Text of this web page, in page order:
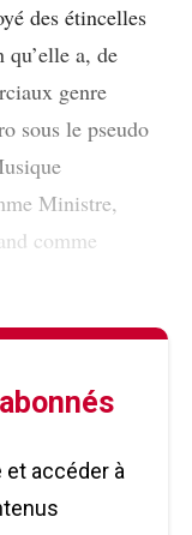
des étincelles
qu’elle a, de
genre
sous le pseudo
Ministre,
comme
et accéder à